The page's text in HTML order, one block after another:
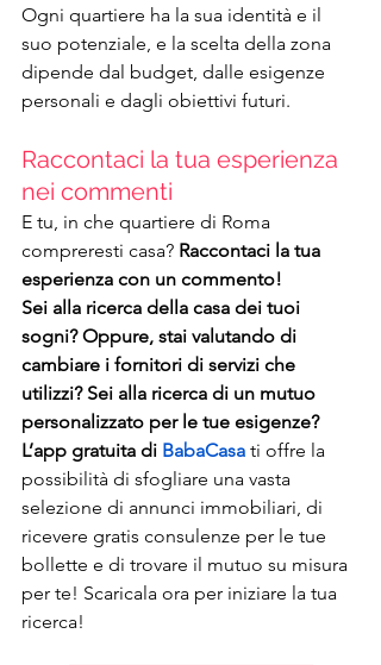
Ogni quartiere ha la sua identità e il
suo potenziale, e la scelta della zona
dipende dal budget, dalle esigenze
personali e dagli obiettivi futuri.
Raccontaci la tua esperienza
nei commenti
E tu, in che quartiere di Roma
compreresti casa? Raccontaci la tua
esperienza con un commento!
Sei alla ricerca della casa dei tuoi
sogni? Oppure, stai valutando di
cambiare i fornitori di servizi che
utilizzi? Sei alla ricerca di un mutuo
personalizzato per le tue esigenze?
L’app gratuita di BabaCasa ti offre la
possibilità di sfogliare una vasta
selezione di annunci immobiliari, di
ricevere gratis consulenze per le tue
bollette e di trovare il mutuo su misura
per te! Scaricala ora per iniziare la tua
ricerca!